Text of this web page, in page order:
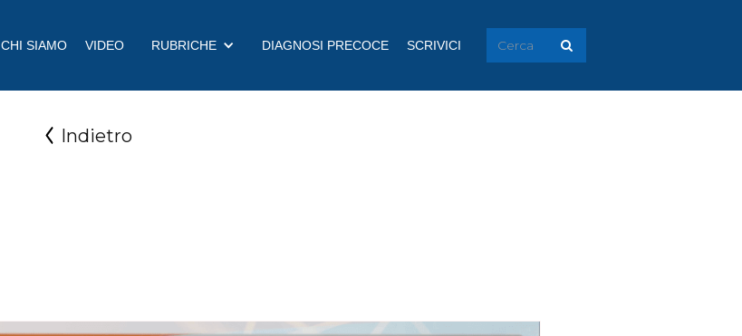
CHI SIAMO VIDEO RUBRICHE DIAGNOSI PRECOCE SCRIVICI
Indietro